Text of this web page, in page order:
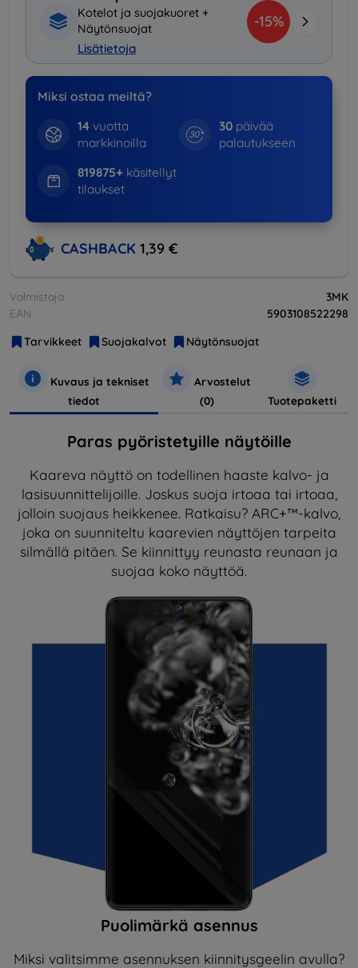
Kotelot ja suojakuoret +
Näytönsuojat
Lisätietoja
-15%
Miksi ostaa meiltä?
14vuotta
markkinoilla
30 päivää
palautukseen
819875+käsitellyt
tilaukset
CASHBACK 1,39 €
Valmistaja
3MK
EAN
5903108522298
Tarvikkeet
Suojakalvot Näytönsuojat
Kuvaus ja tekniset
tiedot
Arvostelut
(0)
Tuotepaketti
Paras pyöristetyille näytöille
Kaareva näyttö on todellinen haaste kalvo- ja
lasisuunnittelijoille. Joskus suoja irtoaa tai irtoaa,
jolloin suojaus heikkenee. Ratkaisu? ARC+™-kalvo,
joka on suunniteltu kaarevien näyttöjen tarpeita
silmällä pitäen. Se kiinnittyy reunasta reunaan ja
suojaa koko näyttöä.
Puolimärkä asennus
Miksi valitsimme asennuksen kiinnitysgeelin avulla?